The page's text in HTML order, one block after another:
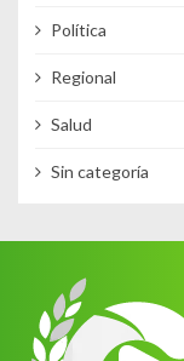
Política
Regional
Salud
Sin categoría